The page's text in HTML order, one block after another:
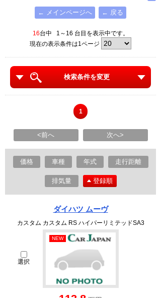
← メインページへ ← 戻る
16台中 1～16 台目を表示中です。
現在の表示条件は1ページ
検索条件を変更
1
<前へ 次へ>
価格 車種 年式 走行距離
排気量 登録順
ダイハツ ムーヴ
カスタム カスタム RS ハイパーリミテッドSA3
選択
NEW